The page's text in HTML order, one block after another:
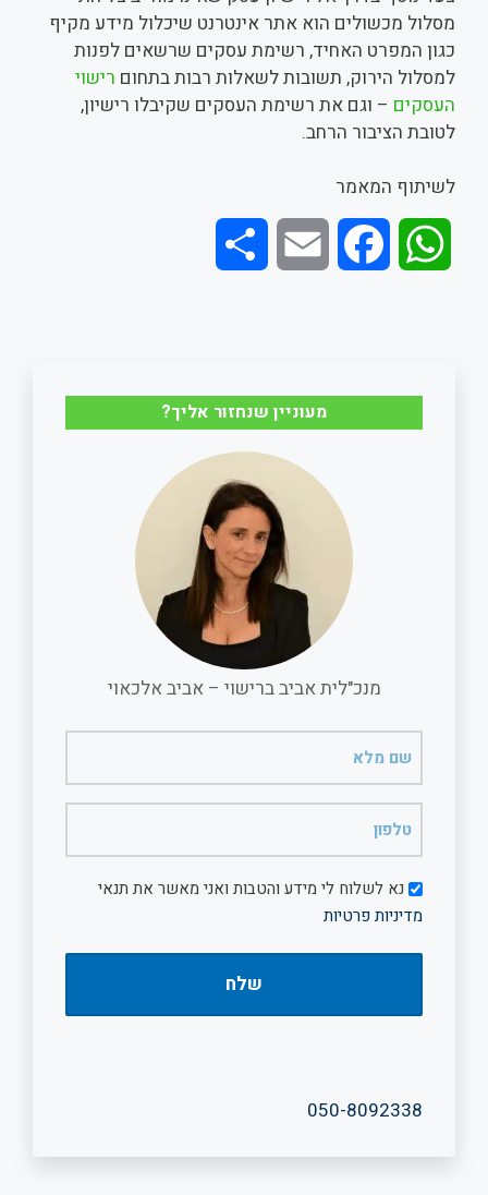
מסלול מכשולים הוא אתר אינטרנט שיכלול מידע מקיף
כגון המפרט האחיד, רשימת עסקים שרשאים לפנות
למסלול הירוק, תשובות לשאלות רבות בתחום רישוי
העסקים – וגם את רשימת העסקים שקיבלו רישיון,
לטובת הציבור הרחב.
לשיתוף המאמר
t
e
o
k
i
l
r
e
מעוניין שנחזור אליך?
מנכ"לית אביב ברישוי – אביב אלכאוי
מלא
דיוורנא לשלוח לי מידע והטבות ואני מאשר את תנאי
מדיניות פרטיות
050-8092338